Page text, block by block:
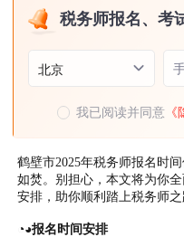
税务师报名、考
北京
我已阅读并同意
鹤壁市2025年税务师报名时
如焚。别担心，本文将为你
安排，助你顺利踏上税务师之
◔◕报名时间安排